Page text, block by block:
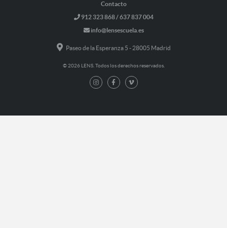
Contacto
912 323 868 / 637 837 004
info@lensescuela.es
Paseo de la Esperanza 5 - 28005 Madrid
© 2026 LENS. Todos los derechos reservados.